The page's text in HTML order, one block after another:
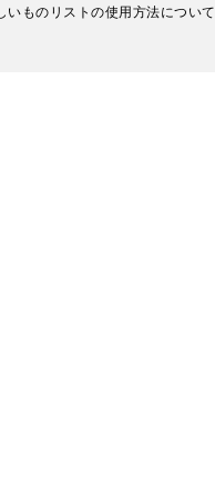
いものリストの使用方法について